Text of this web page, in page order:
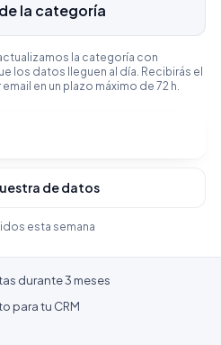
la categoría
la categoría con
los datos lleguen al día. Recibirás el
en un plazo máximo de 72 h.
de datos
esta semana
durante 3 meses
para tu CRM